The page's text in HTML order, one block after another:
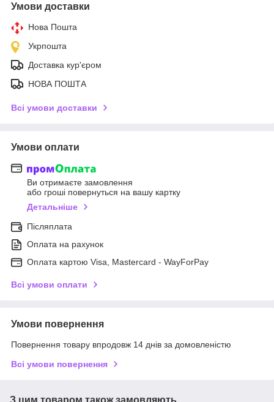
Умови доставки
Нова Пошта
Укрпошта
Доставка кур'єром
НОВА ПОШТА
Всі умови доставки
Умови оплати
Ви отримаєте замовлення
або гроші повернуться на вашу картку
Детальніше
Післяплата
Оплата на рахунок
Оплата картою Visa, Mastercard - WayForPay
Всі умови оплати
Умови повернення
Повернення товару впродовж 14 днів за домовленістю
Всі умови повернення